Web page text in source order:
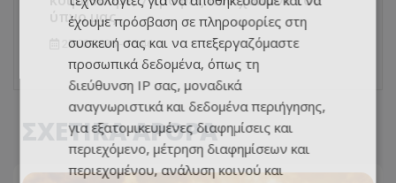
ύπνο μας
27.02.2026 - 16:46
ΣΧΕΤΙΚΑ ΑΡΘΡΑ
έχουμε πρόσβαση σε πληροφορίες στη
συσκευή σας και να επεξεργαζόμαστε
προσωπικά δεδομένα, όπως τη
διεύθυνση IP σας, μοναδικά
αναγνωριστικά και δεδομένα περιήγησης,
για εξατομικευμένες διαφημίσεις και
περιεχόμενο, μέτρηση διαφημίσεων και
περιεχομένου, ανάλυση κοινού και